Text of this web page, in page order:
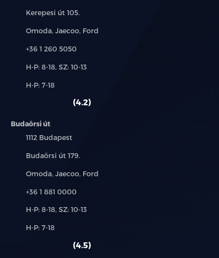
Cím:
Kerepesi út 105.
Márkák:
Omoda, Jaecoo, Ford
Telefon:
+36 1 260 5050
Új-
használt
H-P: 8-18, SZ: 10-13
Alkatrész,
H-P: 7-18
4.2
Budaörsi út
Település:
1112 Budapest
Cím:
Budaörsi út 179.
Márkák:
Omoda, Jaecoo, Ford
Telefon:
+36 1 881 0000
Új-
használt
H-P: 8-18, SZ: 10-13
Alkatrész,
H-P: 7-18
4.5